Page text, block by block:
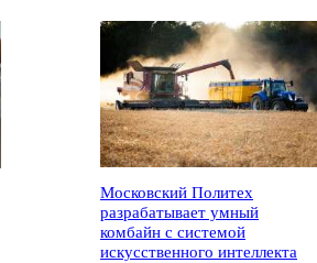
Московский Политех
разрабатывает умный
комбайн с системой
искусственного интеллекта